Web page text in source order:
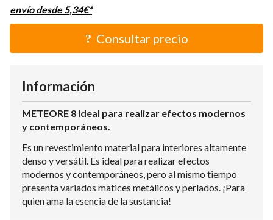
envío desde5,34€*
Consultar precio
Información
METEORE 8 ideal para realizar efectos modernos
y contemporáneos.
Es un revestimiento material para interiores altamente
denso y versátil. Es ideal para realizar efectos
modernos y contemporáneos, pero al mismo tiempo
presenta variados matices metálicos y perlados. ¡Para
quien ama la esencia de la sustancia!